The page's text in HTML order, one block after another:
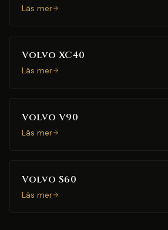
Läs mer
Volvo XC40
Läs mer
Volvo V90
Läs mer
Volvo S60
Läs mer